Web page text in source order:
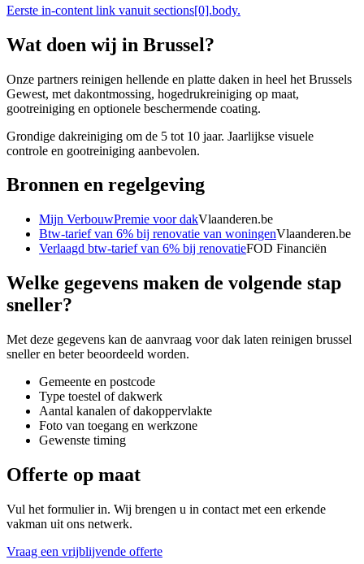
Eerste in-content link vanuit sections[0].body.
Wat doen wij in Brussel?
Onze partners reinigen hellende en platte daken in heel het Brussels
Gewest, met dakontmossing, hogedrukreiniging op maat,
gootreiniging en optionele beschermende coating.
Grondige dakreiniging om de 5 tot 10 jaar. Jaarlijkse visuele
controle en gootreiniging aanbevolen.
Bronnen en regelgeving
Mijn VerbouwPremie voor dakVlaanderen.be
Btw-tarief van 6% bij renovatie van woningenVlaanderen.be
Verlaagd btw-tarief van 6% bij renovatieFOD Financiën
Welke gegevens maken de volgende stap
sneller?
Met deze gegevens kan de aanvraag voordak laten reinigen brussel
sneller en beter beoordeeld worden.
Gemeente en postcode
Type toestel of dakwerk
Aantal kanalen of dakoppervlakte
Foto van toegang en werkzone
Gewenste timing
Offerte op maat
Vul het formulier in. Wij brengen u in contact met een erkende
vakman uit ons netwerk.
Vraag een vrijblijvende offerte